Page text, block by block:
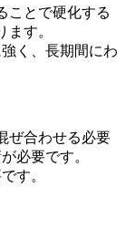
ことで硬化する
す。
く、長期間にわ
ぜ合わせる必要
必要です。
す。